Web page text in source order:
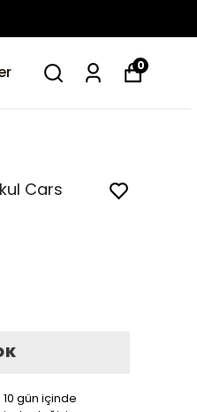
0
Cars
10 gün içinde